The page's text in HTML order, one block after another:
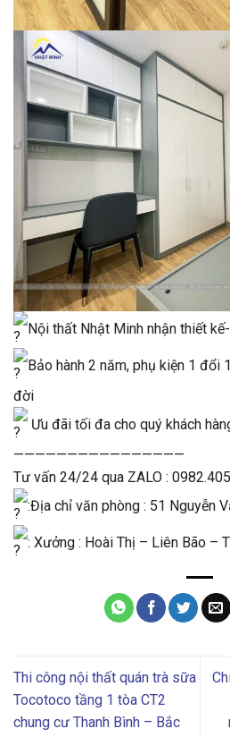
Nội thất Nhật Minh nhận thiết
Bảo hành 2 năm, phụ kiện 1 đổi
đời
Ưu đãi tối đa cho quý khách
————————————————
Tư vấn 24/24 qua ZALO :
:Địa chỉ văn phòng : 51 Nguyễn
: Xưởng : Hoài Thị – Liên Bão –
Thi công nội thất quán trà sữa
Tocotoco tầng 1 tòa CT2
chung cư Thanh Bình – Bắc